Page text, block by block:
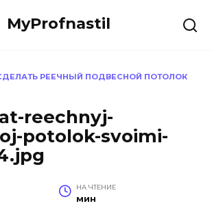
MyProfnastil
РЕЕЧНЫЙ ПОДВЕСНОЙ ПОТОЛОК
reechnyj-
potolok-svoimi-
НА ЧТЕНИЕ
мин